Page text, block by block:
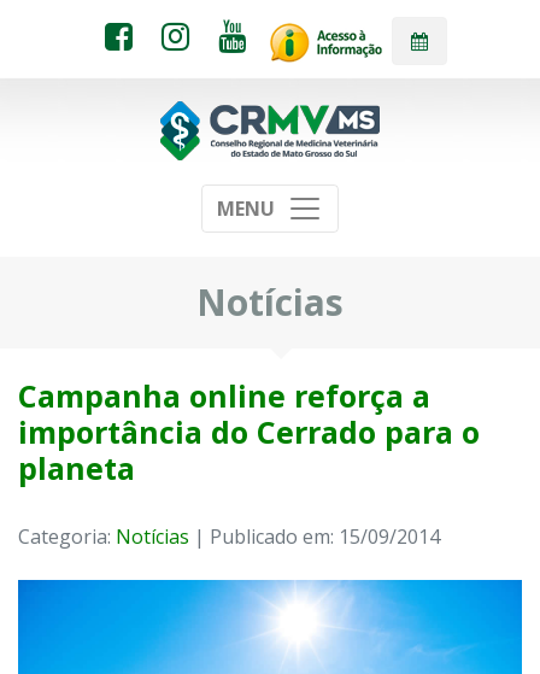
MENU
Notícias
Campanha online reforça a
importância do Cerrado para o
planeta
Categoria: Notícias | Publicado em: 15/09/2014